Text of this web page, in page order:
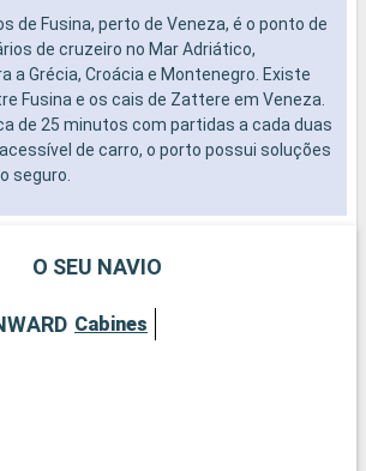
de Fusina, perto de Veneza, é o ponto de
de cruzeiro no Mar Adriático,
a Grécia, Croácia e Montenegro. Existe
Fusina e os cais de Zattere em Veneza.
de 25 minutos com partidas a cada duas
de carro, o porto possui soluções
seguro.
O SEU NAVIO
Cabines